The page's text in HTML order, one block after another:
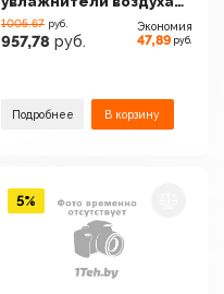
AirInCom CF8500 белый
1005.67 руб.
957,78 руб.
Экономия
47,89 руб.
Подробнее В корзину
5%